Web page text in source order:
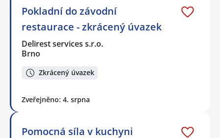
Pokladní do závodní
restaurace - zkrácený úvazek
Delirest services s.r.o.
Brno
Zkrácený úvazek
Zveřejněno: 4. srpna
Pomocná síla v kuchyni